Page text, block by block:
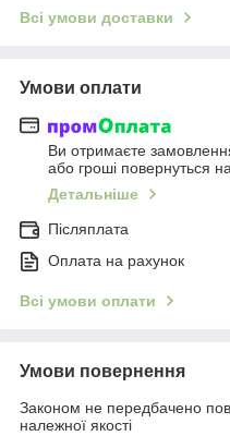
Всі умови доставки
Умови оплати
Ви отримаєте
або гроші повернуться
Детальніше
Післяплата
Оплата на рахунок
Всі умови оплати
Умови повернення
Законом не передбачено
належної якості